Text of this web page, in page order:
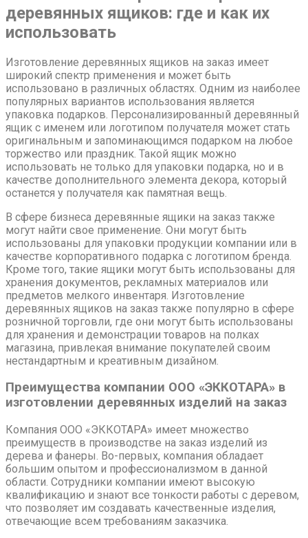
деревянных ящиков: где и как их
использовать
Изготовление деревянных ящиков на заказ имеет
широкий спектр применения и может быть
использовано в различных областях. Одним из наиболее
популярных вариантов использования является
упаковка подарков. Персонализированный деревянный
ящик с именем или логотипом получателя может стать
оригинальным и запоминающимся подарком на любое
торжество или праздник. Такой ящик можно
использовать не только для упаковки подарка, но и в
качестве дополнительного элемента декора, который
останется у получателя как памятная вещь.
В сфере бизнеса деревянные ящики на заказ также
могут найти свое применение. Они могут быть
использованы для упаковки продукции компании или в
качестве корпоративного подарка с логотипом бренда.
Кроме того, такие ящики могут быть использованы для
хранения документов, рекламных материалов или
предметов мелкого инвентаря. Изготовление
деревянных ящиков на заказ также популярно в сфере
розничной торговли, где они могут быть использованы
для хранения и демонстрации товаров на полках
магазина, привлекая внимание покупателей своим
нестандартным и креативным дизайном.
Преимущества компании ООО «ЭККОТАРА» в
изготовлении деревянных изделий на заказ
Компания ООО «ЭККОТАРА» имеет множество
преимуществ в производстве на заказ изделий из
дерева и фанеры. Во-первых, компания обладает
большим опытом и профессионализмом в данной
области. Сотрудники компании имеют высокую
квалификацию и знают все тонкости работы с деревом,
что позволяет им создавать качественные изделия,
отвечающие всем требованиям заказчика.